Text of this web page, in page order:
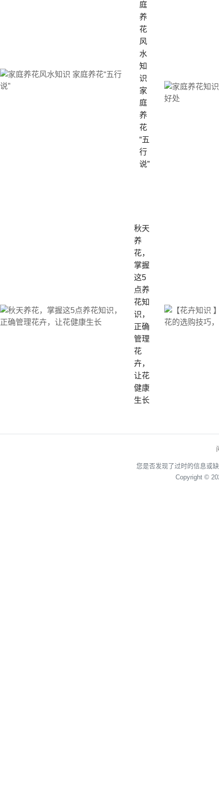
庭
养
花
风
水
知
识
家
庭
养
花
“五
行
说”
秋天
养
花，
掌握
这5
点养
花知
识，
正确
管理
花
卉，
让花
健康
生长
您是否发现了过时的信息或
Copyright ©